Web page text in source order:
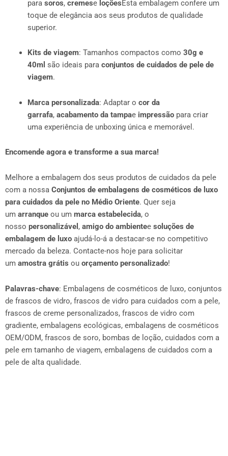
para soros, cremese loçõesEsta embalagem confere um
toque de elegância aos seus produtos de qualidade
superior.
Kits de viagem: Tamanhos compactos como 30g e
40ml são ideais para conjuntos de cuidados de pele de
viagem.
Marca personalizada: Adaptar o cor da
garrafa, acabamento da tampae impressãopara criar
uma experiência de unboxing única e memorável.
Encomende agora e transforme a sua marca!
Melhore a embalagem dos seus produtos de cuidados da pele
com a nossa Conjuntos de embalagens de cosméticos de luxo
para cuidados da pele no Médio Oriente. Quer seja
um arranque ou um marca estabelecida, o
nosso personalizável , amigo do ambientee soluções de
embalagem de luxo ajudá-lo-á a destacar-se no competitivo
mercado da beleza. Contacte-nos hoje para solicitar
um amostra grátis ou orçamento personalizado!
Palavras-chave: Embalagens de cosméticos de luxo, conjuntos
de frascos de vidro, frascos de vidro para cuidados com a pele,
frascos de creme personalizados, frascos de vidro com
gradiente, embalagens ecológicas, embalagens de cosméticos
OEM/ODM, frascos de soro, bombas de loção, cuidados com a
pele em tamanho de viagem, embalagens de cuidados com a
pele de alta qualidade.